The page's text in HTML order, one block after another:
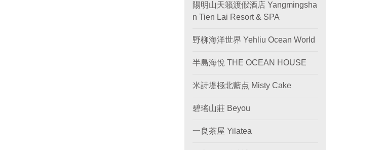
陽明山天籟渡假酒店 Yangmingsha
n Tien Lai Resort & SPA
野柳海洋世界 Yehliu Ocean World
半島海悅 THE OCEAN HOUSE
米詩堤極北藍点 Misty Cake
碧瑤山莊 Beyou
一良茶屋 Yilatea